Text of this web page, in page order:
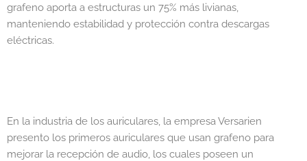
grafeno aporta a estructuras un 75% más livianas,
manteniendo estabilidad y protección contra descargas
eléctricas.
En la industria de los auriculares, la empresa Versarien
presento los primeros auriculares que usan grafeno para
mejorar la recepción de audio, los cuales poseen un